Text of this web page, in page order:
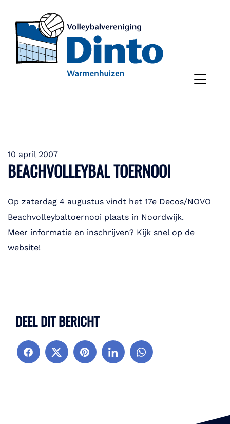
10 april 2007
BEACHVOLLEYBAL TOERNOOI
Op zaterdag 4 augustus vindt het 17e Decos/NOVO
Beachvolleybaltoernooi plaats in Noordwijk.
Meer informatie en inschrijven? Kijk snel op de
website!
DEEL DIT BERICHT